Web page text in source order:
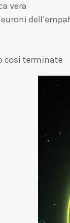
vera
così terminate